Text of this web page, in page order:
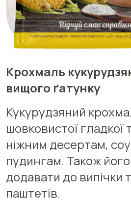
Крохмаль
вищого ґатунку
Кукурудзяний
шовковистої гладкої
ніжним десертам,
пудингам. Також
додавати до випічки
паштетів.